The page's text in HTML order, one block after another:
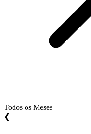
Todos os Meses
❮